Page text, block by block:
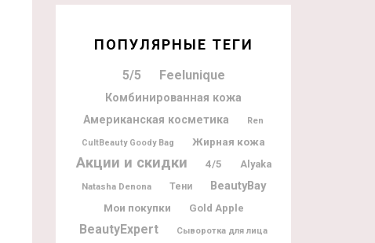
ПОПУЛЯРНЫЕ ТЕГИ
5/5 Feelunique
Комбинированная кожа
Американская косметика
Ren
CultBeauty Goody Bag Жирная кожа
Акции и скидки 4/5 Alyaka
Natasha Denona Тени BeautyBay
Мои покупки Gold Apple
BeautyExpert Сыворотка для лица